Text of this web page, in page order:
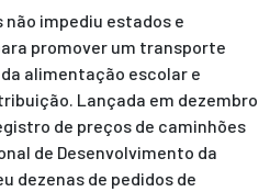
não impediu estados e
promover um transporte
alimentação escolar e
Lançada em dezembro
de preços de caminhões
de Desenvolvimento da
dezenas de pedidos de